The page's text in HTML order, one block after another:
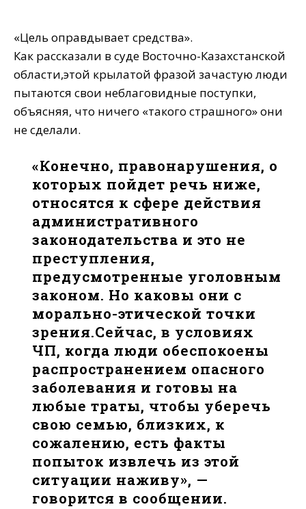
«Цель оправдывает средства».
Как рассказали в суде Восточно-Казахстанской
области,этой крылатой фразой зачастую люди
пытаются свои неблаговидные поступки,
объясняя, что ничего «такого страшного» они
не сделали.
«Конечно, правонарушения, о
которых пойдет речь ниже,
относятся к сфере действия
административного
законодательства и это не
преступления,
предусмотренные уголовным
законом. Но каковы они с
морально-этической точки
зрения.Сейчас, в условиях
ЧП, когда люди обеспокоены
распространением опасного
заболевания и готовы на
любые траты, чтобы уберечь
свою семью, близких, к
сожалению, есть факты
попыток извлечь из этой
ситуации наживу», —
говорится в сообщении.